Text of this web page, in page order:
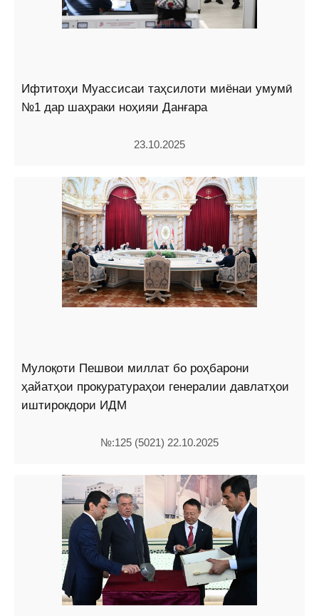
Ифтитоҳи Муассисаи таҳсилоти миёнаи умумӣ
№1 дар шаҳраки ноҳияи Данғара
23.10.2025
Мулоқоти Пешвои миллат бо роҳбарони
ҳайатҳои прокуратураҳои генералии давлатҳои
иштирокдори ИДМ
№:125 (5021) 22.10.2025